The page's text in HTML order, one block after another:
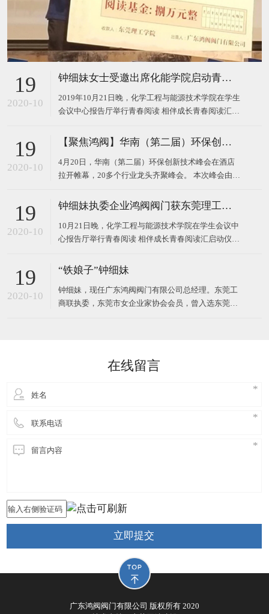
19
2020-10
钟细妹女士受邀出席化能学院启动青春阅读汇系列活动
2019年10月21日晚，化学工程与能源技术学院在学生
会议中心报告厅举行青春阅读 相伴成长青春阅读汇启
限公司董事长钟细妹、化能学院党委书记夏勇、化能
场仪式。化能学院党委委员、各支部书记、政治辅导
员、班主任
19
2020-10
【聚焦鸿阀】华南（第二届）环保创新技术峰会
4月20日，华南（第二届）环保创新技术峰会在酒店
拉开帷幕，20多个行业龙头齐聚峰会。 本次峰会由广
司作为主办方，以高新技术对接，最新技术产品，超
用，共同将环
19
2020-10
钟细妹执委企业鸿阀阀门获东莞理工学院校长马宏伟亲赠牌匾
10月21日晚，化学工程与能源技术学院在学生会议中
心报告厅举行青春阅读 相伴成长青春阅读汇启动仪
妹，与东莞理工学院党委副书记、校长马宏伟，化能
处长廖文波出席本场仪式。化能学院各支部书记、政
治辅导员、班
19
2020-10
“铁娘子”钟细妹
钟细妹，现任广东鸿阀阀门有限公司总经理。东莞工
商联执委，东莞市女企业家协会会员，曾入选东莞报
在线留言
立即提交
广东鸿阀阀门有限公司 版权所有 2020